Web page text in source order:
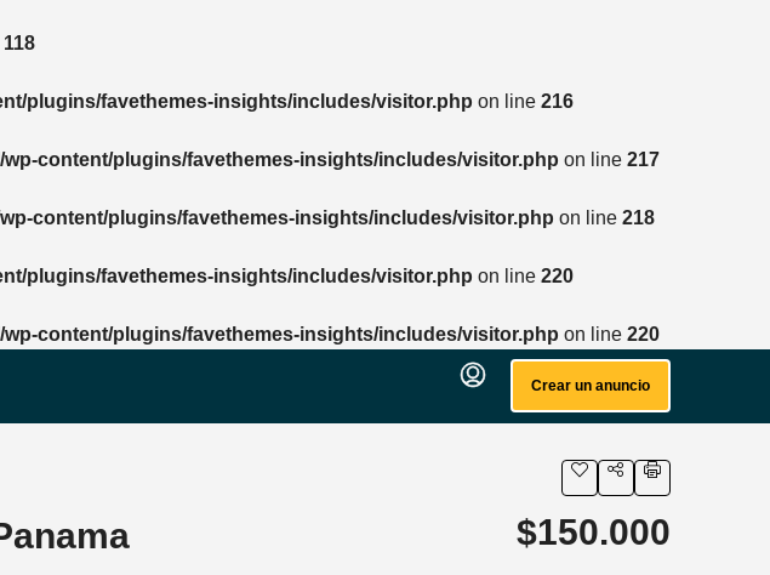
118
plugins/favethemes-insights/includes/visitor.php on line 216
content/plugins/favethemes-insights/includes/visitor.php on line 217
content/plugins/favethemes-insights/includes/visitor.php on line 218
plugins/favethemes-insights/includes/visitor.php on line 220
content/plugins/favethemes-insights/includes/visitor.php on line 220
Crear un anuncio
$150.000